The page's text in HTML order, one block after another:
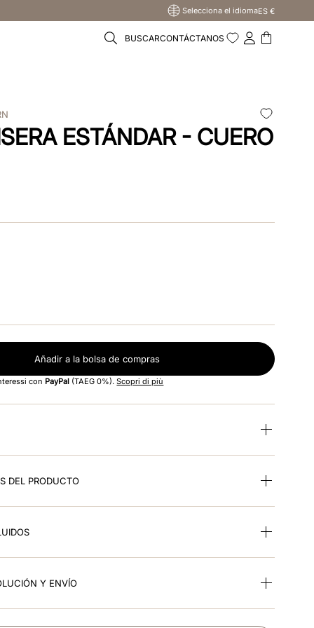
Selecciona el idiomaES €
BUSCARCONTÁCTANOS
ESTÁNDAR - CUERO
Añadir a la bolsa de compras
con PayPal (TAEG 0%).Scopri di più
DEL PRODUCTO
Y ENVÍO